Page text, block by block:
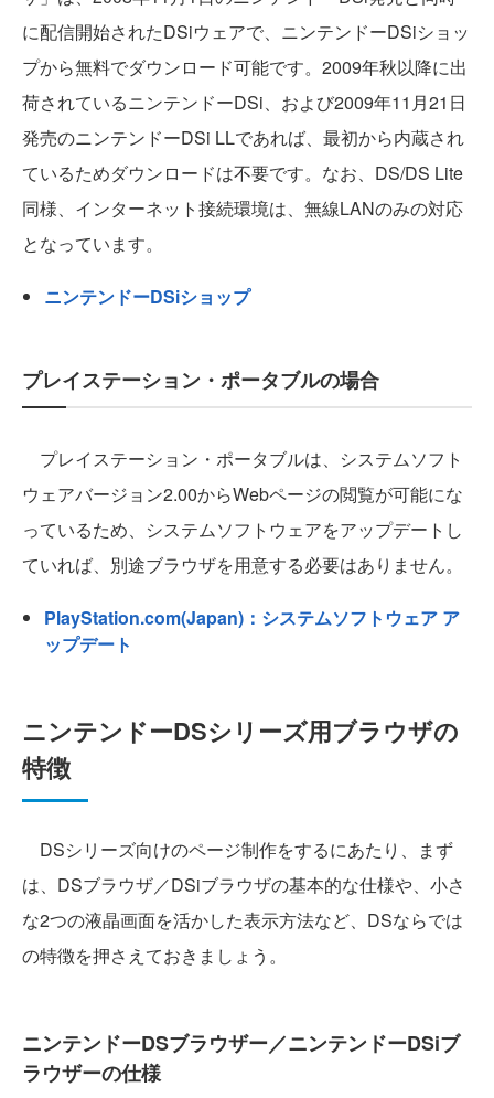
に配信開始されたDSiウェアで、ニンテンドーDSiショッ
プから無料でダウンロード可能です。2009年秋以降に出
荷されているニンテンドーDSi、および2009年11月21日
発売のニンテンドーDSi LLであれば、最初から内蔵され
ているためダウンロードは不要です。なお、DS/DS Lite
同様、インターネット接続環境は、無線LANのみの対応
となっています。
ニンテンドーDSiショップ
プレイステーション・ポータブルの場合
プレイステーション・ポータブルは、システムソフト
ウェアバージョン2.00からWebページの閲覧が可能にな
っているため、システムソフトウェアをアップデートし
ていれば、別途ブラウザを用意する必要はありません。
PlayStation.com(Japan)：システムソフトウェア ア
ップデート
ニンテンドーDSシリーズ用ブラウザの
特徴
DSシリーズ向けのページ制作をするにあたり、まず
は、DSブラウザ／DSiブラウザの基本的な仕様や、小さ
な2つの液晶画面を活かした表示方法など、DSならでは
の特徴を押さえておきましょう。
ニンテンドーDSブラウザー／ニンテンドーDSiブ
ラウザーの仕様